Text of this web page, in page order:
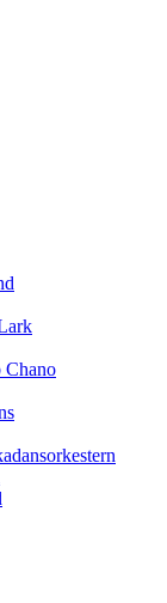
Chano